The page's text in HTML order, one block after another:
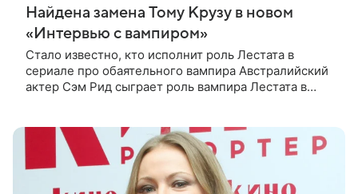
Найдена замена Тому Крузу в новом
«Интервью с вампиром»
Стало известно, кто исполнит роль Лестата в
сериале про обаятельного вампира Австралийский
актер Сэм Рид сыграет роль вампира Лестата в